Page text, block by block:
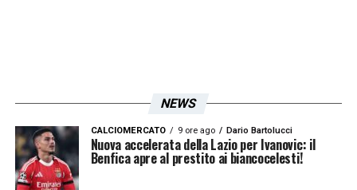
Claudio Lotitonel 2022. Questo prezioso
sconto sulla plusvalenza permetterà alla
Laziodi trattenere una quota maggiore
rispetto a quanto previsto, alleggerendo
NEWS
CALCIOMERCATO 9 ore ago Dario Bartolucci
Nuova accelerata della Lazio per Ivanovic: il
Benfica apre al prestito ai biancocelesti!